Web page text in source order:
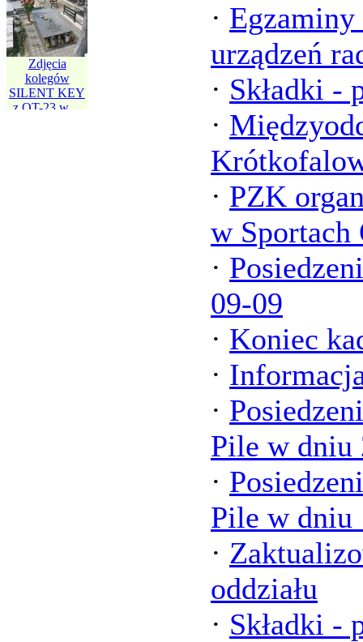
Dzień Dziecka
w Skórce
Zdjęcia
kolegów
SILENT KEY
z OT-23 w ...
· Egzaminy
urządzeń
· Składki -
·
· PZK
w Sportach
·
09-09
· Koniec
·
·
Pile w dniu
·
Pile w dniu
·
oddziału
· Składki -